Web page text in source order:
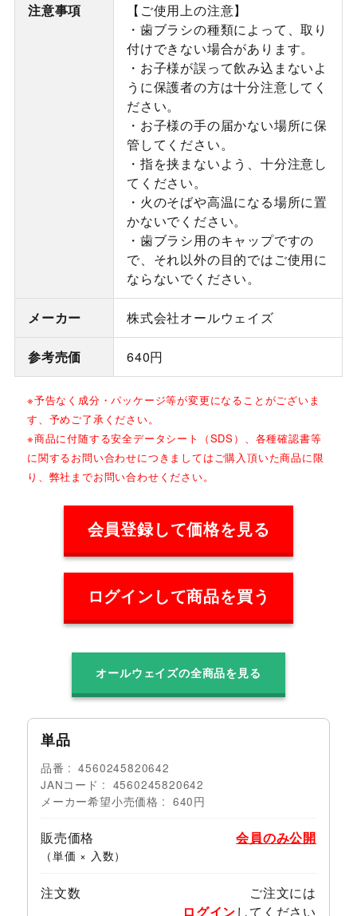
注意事項
【ご使用上の注意】
・歯ブラシの種類によって、取り
付けできない場合があります。
・お子様が誤って飲み込まないよ
うに保護者の方は十分注意してく
ださい。
・お子様の手の届かない場所に保
管してください。
・指を挟まないよう、十分注意し
てください。
・火のそばや高温になる場所に置
かないでください。
・歯ブラシ用のキャップですの
で、それ以外の目的ではご使用に
ならないでください。
メーカー 株式会社オールウェイズ
参考売価 640円
※予告なく成分・パッケージ等が変更になることがございま
す、予めご了承ください。
※商品に付随する安全データシート（SDS）、各種確認書等
に関するお問い合わせにつきましてはご購入頂いた商品に限
り、弊社までお問い合わせください。
会員登録して価格を見る
ログインして商品を買う
オールウェイズの全商品を見る
単品
品番
4560245820642
JANコード
4560245820642
メーカー希望小売価格
640円
販売価格
（単価 × 入数）
会員のみ公開
注文数
ご注文には
ログインしてください